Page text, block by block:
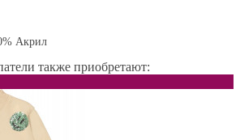
Акрил
также приобретают: